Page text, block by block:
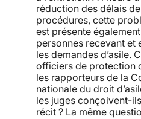
réduction des délais de
procédures, cette
est présente
personnes recevant et
les demandes d’asile.
officiers de protection
les rapporteurs de la
nationale du droit
les juges conçoivent-
récit ? La même